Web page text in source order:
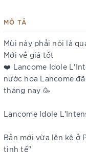
MÔ TẢ
Mùi này phải nói là
Mới về giá tốt
❤️ Lancome Idole
nước hoa Lancome
tháng nay 🥳
Lancome Idole
Bản mới vừa lên kệ ở
tinh tế"